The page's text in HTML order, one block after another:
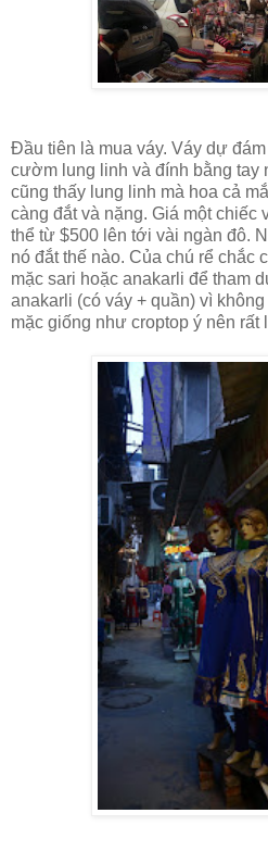
Đầu tiên là mua váy. Váy dự
cườm lung linh và đính bằng tay
cũng thấy lung linh mà hoa cả
càng đắt và nặng. Giá một
thể từ $500 lên tới vài ngàn đô.
nó đắt thế nào. Của chú rể chắc
mặc sari hoặc anakarli để tham
anakarli (có váy + quần) vì
mặc giống như croptop ý nên rất